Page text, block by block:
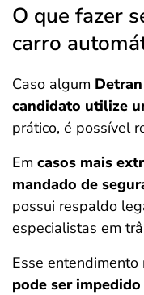
O que fazer
carro
Caso algum
candidato utilize
prático, é possível
Em casos mais
mandado de
possui respaldo
especialistas em
Esse
pode ser